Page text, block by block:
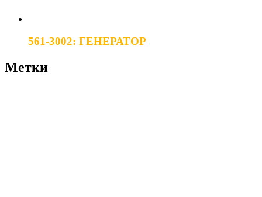
561-3002: ГЕНЕРАТОР
Метки